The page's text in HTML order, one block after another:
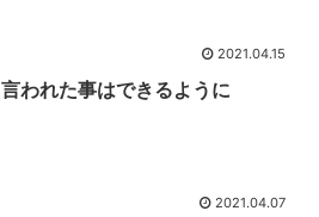
2021.04.15
言われた事はできるように
2021.04.07